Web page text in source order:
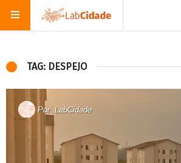
TAG: DESPEJO
Por LabCidade